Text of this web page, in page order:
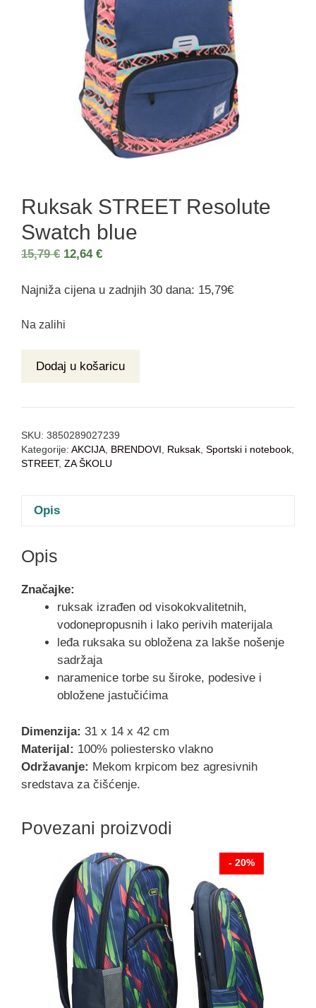
Ruksak STREET Resolute
Swatch blue
15,79€ 12,64 €
Najniža cijena u zadnjih 30 dana: 15,79€
Na zalihi
Dodaj u košaricu
SKU: 3850289027239
Kategorije: AKCIJA BRENDOVI Ruksak Sportski i notebook
STREET, ZA ŠKOLU
Opis
Opis
Značajke:
ruksak izrađen od visokokvalitetnih,
vodonepropusnih i lako perivih materijala
leđa ruksaka su obložena za lakše nošenje
sadržaja
naramenice torbe su široke, podesive i
obložene jastučićima
Dimenzija: 31 x 14 x 42 cm
Materijal: 100% poliestersko vlakno
Održavanje: Mekom krpicom bez agresivnih
sredstava za čišćenje.
Povezani proizvodi
- 20%